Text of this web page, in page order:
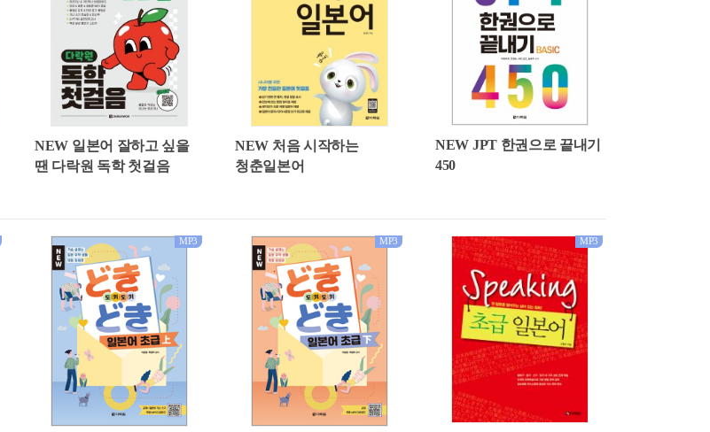
NEW 일본어 잘하고 싶을
땐 다락원 독학 첫걸음
NEW 처음 시작하는
청춘일본어
NEW JPT 한권으로 끝내기
450
MP3 MP3 MP3